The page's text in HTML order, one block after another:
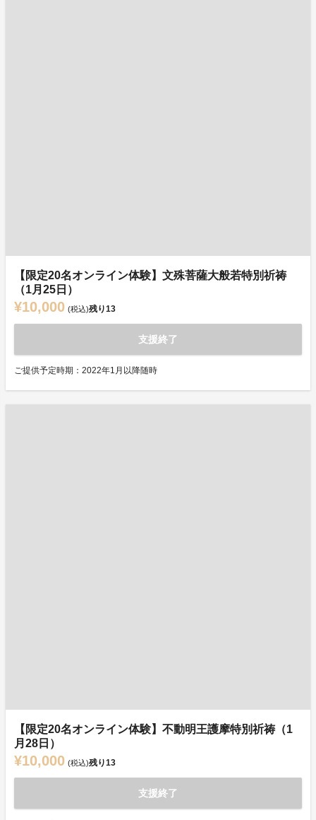
【限定20名オンライン体験】文殊菩薩大般若特別祈祷
（1月25日）
¥10,000 (税込)残り13
支援終了
ご提供予定時期：2022年1月以降随時
【限定20名オンライン体験】不動明王護摩特別祈祷（1
月28日）
¥10,000 (税込)残り13
支援終了